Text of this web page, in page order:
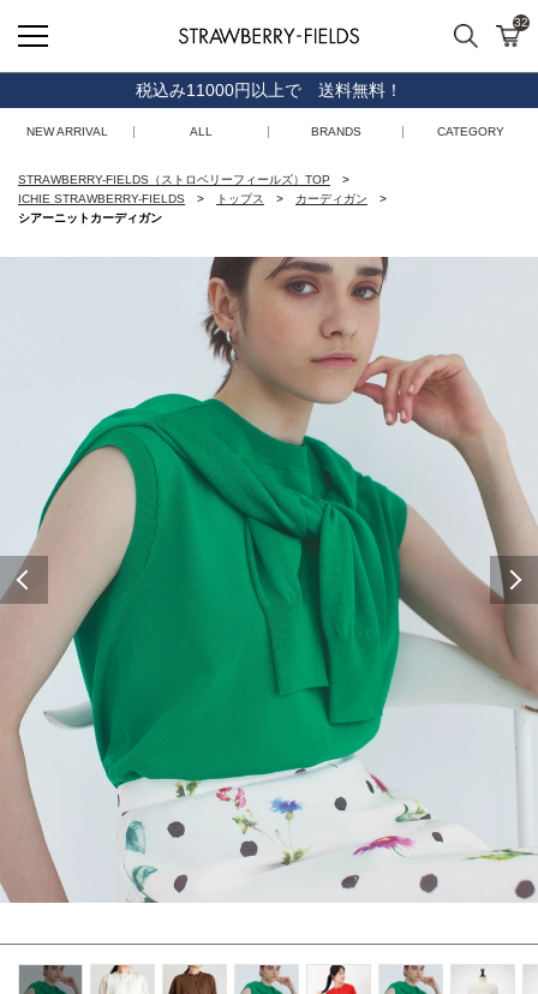
STRAWBERRY-FIELDS
検索 カ
32
税込み11000円以上で 送料無料！
NEW ARRIVAL ALL BRANDS CATEGORY
STRAWBERRY-FIELDS（ストロベリーフィールズ）TOP
ICHIE STRAWBERRY-FIELDS
トップス
カーディガン
シアーニットカーディガン
Previous